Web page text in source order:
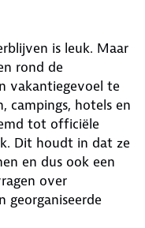
is leuk. Maar
rond de
vakantiegevoel te
campings, hotels en
tot officiële
Dit houdt in dat ze
en dus ook een
over
georganiseerde